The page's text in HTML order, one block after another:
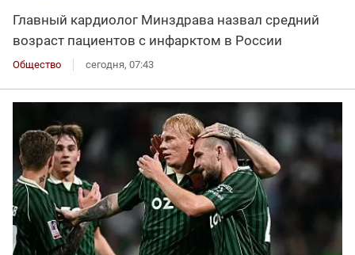
Главный кардиолог Минздрава назвал средний
возраст пациентов с инфарктом в России
Общество сегодня, 07:43